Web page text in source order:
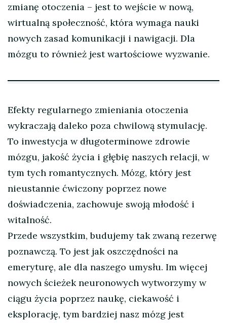
zmianę otoczenia – jest to wejście w nową,
wirtualną społeczność, która wymaga nauki
nowych zasad komunikacji i nawigacji. Dla
mózgu to również jest wartościowe wyzwanie.
Efekty regularnego zmieniania otoczenia
wykraczają daleko poza chwilową stymulację.
To inwestycja w długoterminowe zdrowie
mózgu, jakość życia i głębię naszych relacji, w
tym tych romantycznych. Mózg, który jest
nieustannie ćwiczony poprzez nowe
doświadczenia, zachowuje swoją młodość i
witalność.
Przede wszystkim, budujemy tak zwaną rezerwę
poznawczą. To jest jak oszczędności na
emeryturę, ale dla naszego umysłu. Im więcej
nowych ścieżek neuronowych wytworzymy w
ciągu życia poprzez naukę, ciekawość i
eksplorację, tym bardziej nasz mózg jest